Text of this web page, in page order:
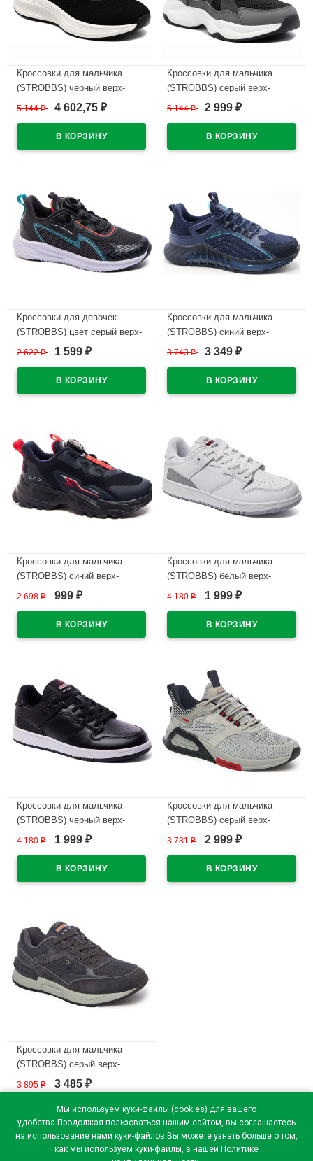
Мы используем куки-файлы (cookies) для вашего
удобства.Продолжая пользоваться нашим сайтом, вы соглашаетесь
на использование нами куки-файлов.Вы можете узнать больше о том,
как мы используем куки-файлы, в нашей Политике
Кроссовки для мальчика
(STROBBS) черный верх-
текстиль подкладка-текстиль
5 144₽ 4 602,75 ₽
Кроссовки для мальчика
(STROBBS) серый верх-
текстиль подкладка-текстиль
5 144₽ 2 999 ₽
Кроссовки для девочек
(STROBBS) цвет серый верх-
текстиль подкладка-текстиль
2 622₽ 1 599 ₽
Кроссовки для мальчика
(STROBBS) синий верх-
текстиль/натуральная замша
размерный ряд 36-40 артикул
F7312-2
3 743₽ 3 349 ₽
Кроссовки для мальчика
(STROBBS) синий верх-
текстиль подкладка-текстиль
2 698₽ 999 ₽
Кроссовки для мальчика
(STROBBS) белый верх-
натуральная кожа подкладка-
45 артикул C3371-6
4 180₽ 1 999 ₽
Кроссовки для мальчика
(STROBBS) черный верх-
натуральная кожа подкладка-
45 артикул C3371-3
4 180₽ 1 999 ₽
Кроссовки для мальчика
(STROBBS) серый верх-
натуральная замша/текстиль
размерный ряд 40-43 артикул
B3264-4
3 781₽ 2 999 ₽
Кроссовки для мальчика
(STROBBS) серый верх-
натуральная замша/
искусственная кожа/текстиль
подкладка-текстиль
размерный ряд 36-40 артикул
F7239-1
3 895₽ 3 485 ₽